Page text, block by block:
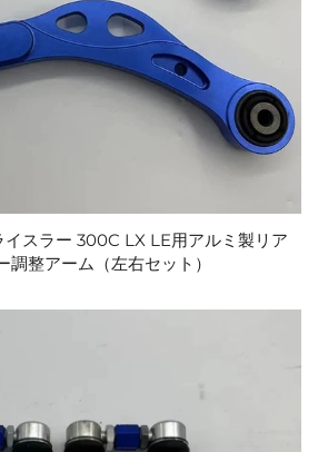
スラー 300C LX LE用アルミ製リア
調整アーム（左右セット）